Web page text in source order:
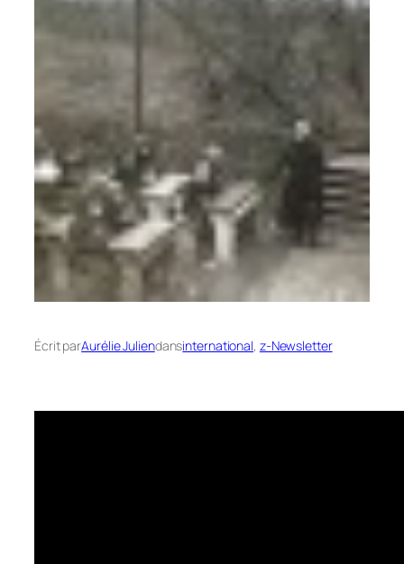
Écrit parAurélie Juliendansinternational, z-Newsletter